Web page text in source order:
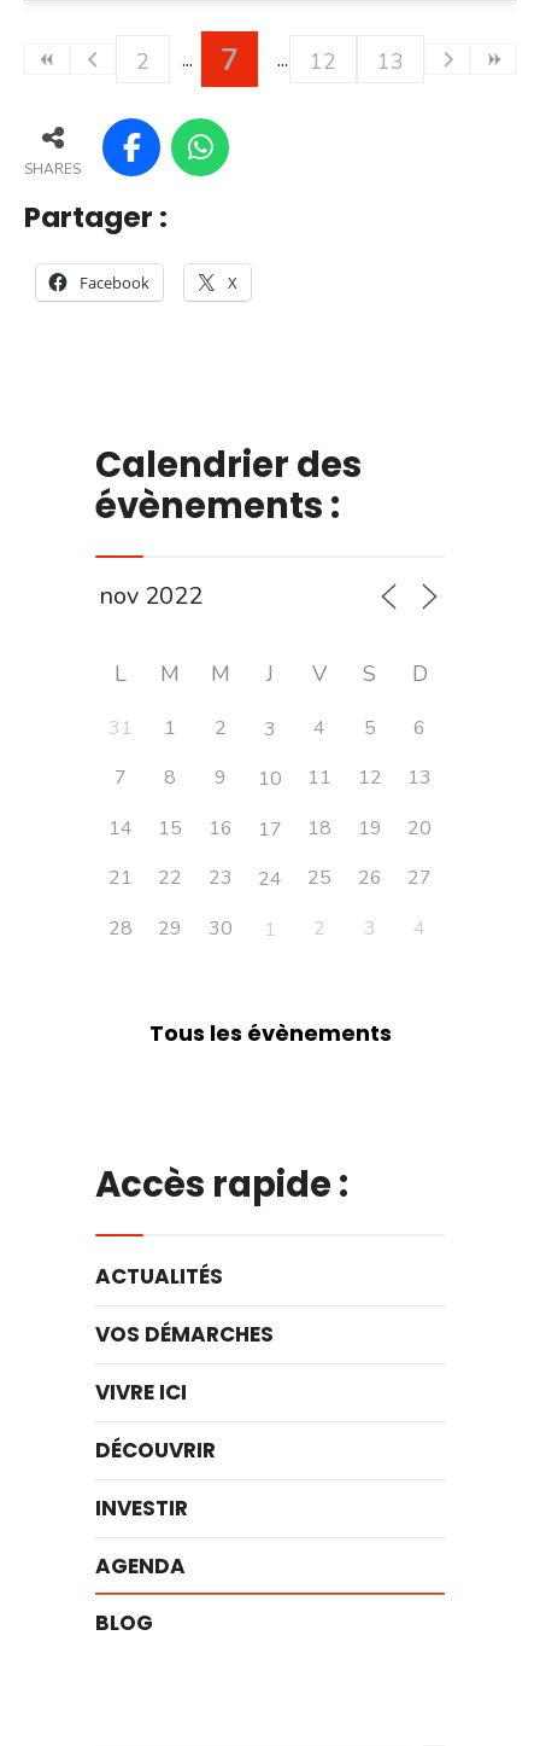
2 7 12 13
SHARES
Partager :
Facebook X
Calendrier des
évènements :
L M M J V S D
31 1 2 3 4 5
6
7
8 9 10 11 12
13
14
15 16 17 18 19
20
21
22 23 24 25 26
27
28
29 30 1 2 3 4
Tous les évènements
Accès rapide :
ACTUALITÉS
VOS DÉMARCHES
VIVRE ICI
DÉCOUVRIR
INVESTIR
AGENDA
BLOG